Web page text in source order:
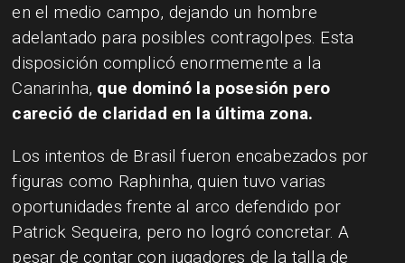
en el medio campo, dejando un hombre
adelantado para posibles contragolpes. Esta
disposición complicó enormemente a la
Canarinha, que dominó la posesión pero
careció de claridad en la última zona.
Los intentos de Brasil fueron encabezados por
figuras como Raphinha, quien tuvo varias
oportunidades frente al arco defendido por
Patrick Sequeira, pero no logró concretar. A
pesar de contar con jugadores de la talla de